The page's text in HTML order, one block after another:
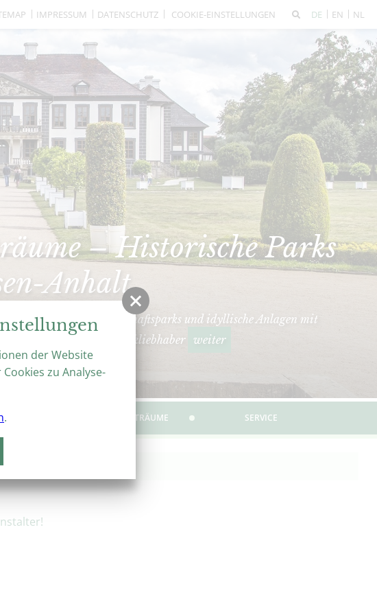
IMPRESSUM DATENSCHUTZ COOKIE-EINSTELLUNGEN DE EN NL
– Historische Parks
Anhalt
weltberühmte Landschaftsparks und idyllische Anlagen mit
ideale Reiseziel für Parkliebhaber weiter
ÜBER GARTENTRÄUME SERVICE
der Website
zu Analyse-
.